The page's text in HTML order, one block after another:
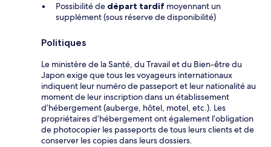
Possibilité de départ tardif moyennant un
supplément (sous réserve de disponibilité)
Politiques
Le ministère de la Santé, du Travail et du Bien-être du
Japon exige que tous les voyageurs internationaux
indiquent leur numéro de passeport et leur nationalité au
moment de leur inscription dans un établissement
d’hébergement (auberge, hôtel, motel, etc.). Les
propriétaires d’hébergement ont également l’obligation
de photocopier les passeports de tous leurs clients et de
conserver les copies dans leurs dossiers.